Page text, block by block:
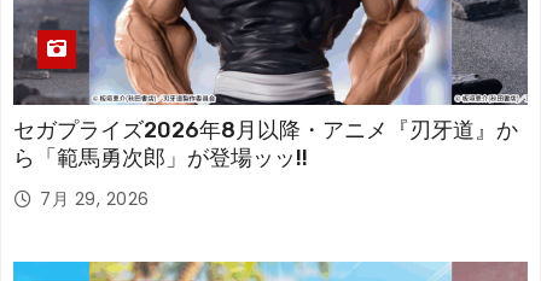
セガプライズ2026年8月以降・アニメ『刃牙道』か
ら「範馬勇次郎」が登場ッッ!!
7月 29, 2026